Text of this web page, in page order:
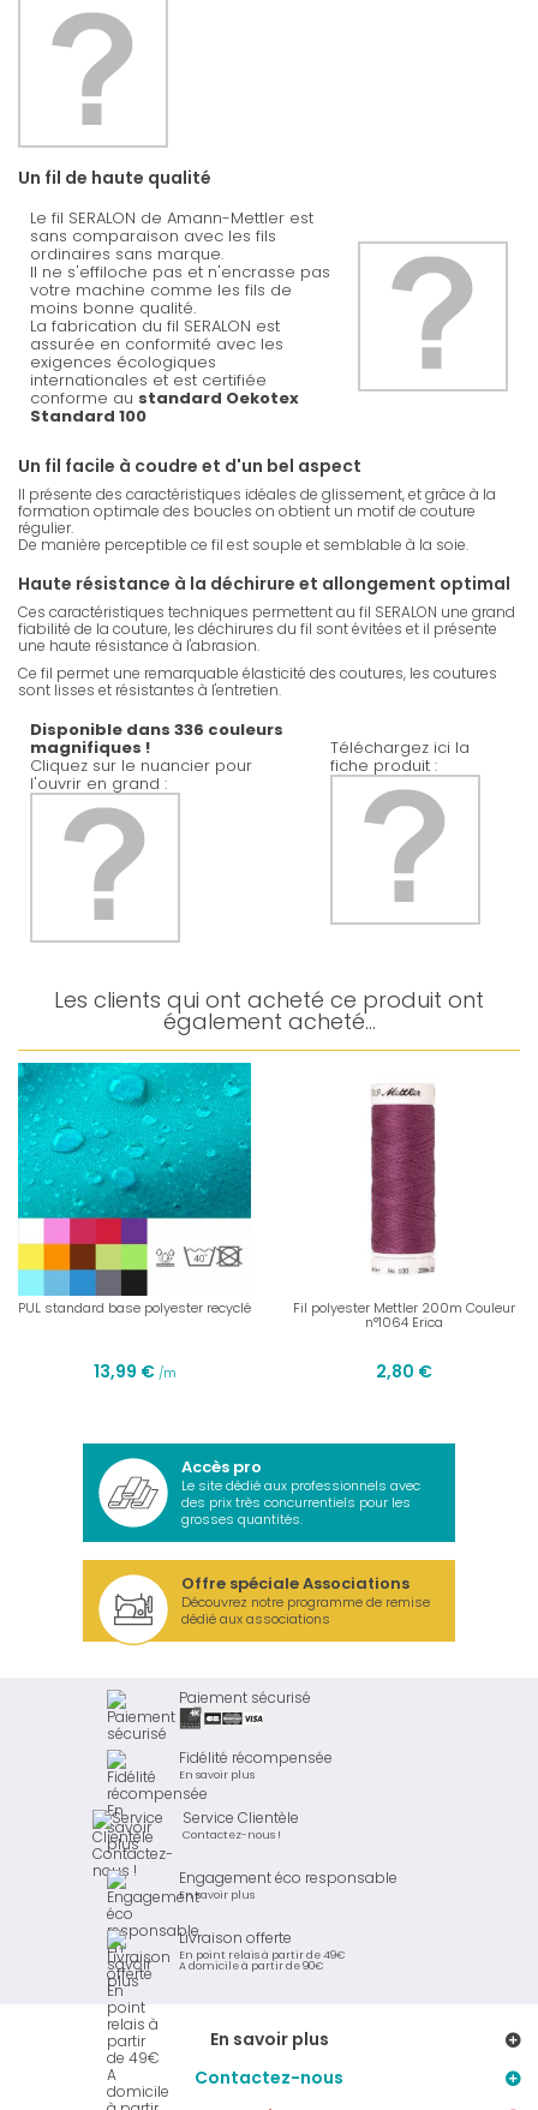
Un fil de haute qualité
Le fil SERALON de Amann-Mettler est
sans comparaison avec les fils
ordinaires sans marque.
Il ne s'effiloche pas et n'encrasse pas
votre machine comme les fils de
moins bonne qualité.
La fabrication du fil SERALON est
assurée en conformité avec les
exigences écologiques
internationales et est certifiée
conforme au standard Oekotex
Standard 100
Un fil facile à coudre et d'un bel aspect
Il présente des caractéristiques idéales de glissement, et grâce à la
formation optimale des boucles on obtient un motif de couture
régulier.
De manière perceptible ce fil est souple et semblable à la soie.
Haute résistance à la déchirure et allongement optimal
Ces caractéristiques techniques permettent au fil SERALON une grand
fiabilité de la couture, les déchirures du fil sont évitées et il présente
une haute résistance à l'abrasion.
Ce fil permet une remarquable élasticité des coutures, les coutures
sont lisses et résistantes à l'entretien.
Disponible dans 336 couleurs
magnifiques !
Cliquez sur le nuancier pour
l'ouvrir en grand :
Téléchargez ici la
fiche produit :
Les clients qui ont acheté ce produit ont
également acheté...
PUL standard base polyester recyclé
13,99 € /m
Fil polyester Mettler 200m Couleur
n°1064 Erica
2,80 €
Accès pro
Le site dédié aux professionnels avec
des prix très concurrentiels pour les
grosses quantités.
Offre spéciale Associations
Découvrez notre programme de remise
dédié aux associations
Paiement sécurisé
Fidélité récompensée
En savoir plus
Service Clientèle
Contactez-nous !
Engagement éco responsable
En savoir plus
Livraison offerte
En point relais à partir de 49€
A domicile à partir de 90€
En savoir plus
Contactez-nous